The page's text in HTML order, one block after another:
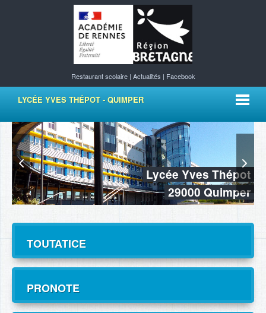
Restaurant scolaire | Actualités | Facebook
LYCÉE YVES THÉPOT - QUIMPER
Lycée Yves Thépot
29000 Quimper
TOUTATICE
PRONOTE